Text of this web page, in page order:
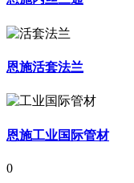
恩施活套法兰
恩施工业国际管材
0